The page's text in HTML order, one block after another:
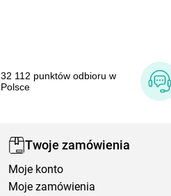
32 112 punktów odbioru w
Polsce
Twoje zamówienia
Moje konto
Moje zamówienia